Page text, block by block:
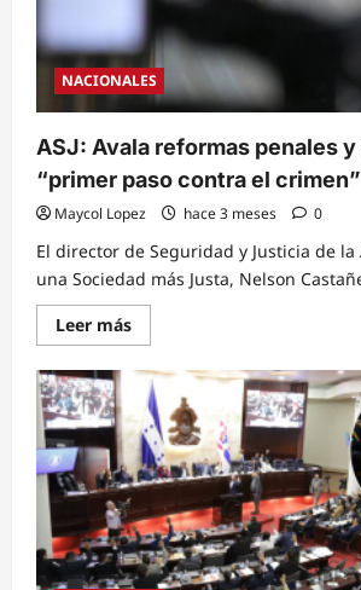
NACIONALES
ASJ: Avala reformas penales
“primer paso contra el crimen”
Maycol Lopez hace 3 meses 0
El director de Seguridad y Justicia de la
una Sociedad más Justa, Nelson
Leer másRead
more
ASJ:
Avala
reformas
penales
y
dice
que
es
“primer
paso
contra
el
crimen”